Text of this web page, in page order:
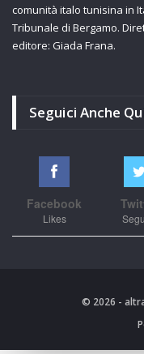
comunità italo tunisina in
Tribunale di Bergamo.
editore: Giada Frana.
Seguici Anche
Facebook
Likes
© 2026 -